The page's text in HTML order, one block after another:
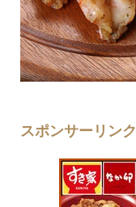
スポンサーリンク